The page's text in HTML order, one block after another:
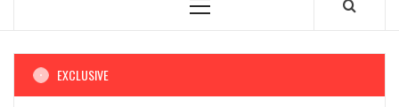
Primary
EXCLUSIVE